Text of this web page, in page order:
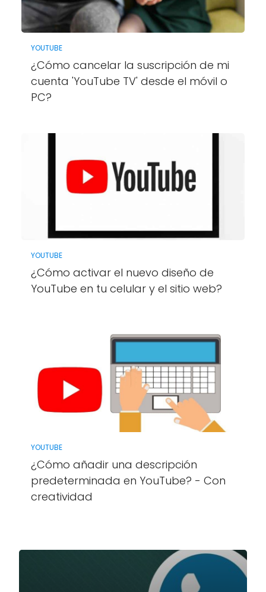
YOUTUBE
¿Cómo cancelar la suscripción de mi
cuenta 'YouTube TV' desde el móvil o
PC?
YOUTUBE
¿Cómo activar el nuevo diseño de
YouTube en tu celular y el sitio web?
YOUTUBE
¿Cómo añadir una descripción
predeterminada en YouTube? - Con
creatividad